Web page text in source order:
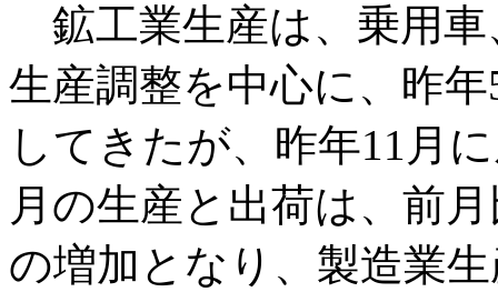
鉱工業生産は、乗用
生産調整を中心に、昨
してきたが、昨年11月
月の生産と出荷は、前
の増加となり、製造業